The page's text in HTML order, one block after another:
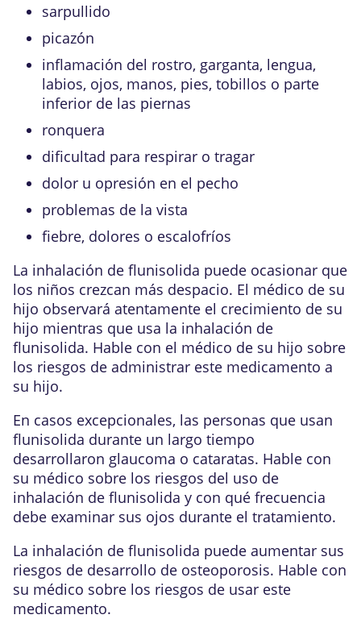
sarpullido
picazón
inflamación del rostro, garganta, lengua,
labios, ojos, manos, pies, tobillos o parte
inferior de las piernas
ronquera
dificultad para respirar o tragar
dolor u opresión en el pecho
problemas de la vista
fiebre, dolores o escalofríos
La inhalación de flunisolida puede ocasionar que
los niños crezcan más despacio. El médico de su
hijo observará atentamente el crecimiento de su
hijo mientras que usa la inhalación de
flunisolida. Hable con el médico de su hijo sobre
los riesgos de administrar este medicamento a
su hijo.
En casos excepcionales, las personas que usan
flunisolida durante un largo tiempo
desarrollaron glaucoma o cataratas. Hable con
su médico sobre los riesgos del uso de
inhalación de flunisolida y con qué frecuencia
debe examinar sus ojos durante el tratamiento.
La inhalación de flunisolida puede aumentar sus
riesgos de desarrollo de osteoporosis. Hable con
su médico sobre los riesgos de usar este
medicamento.